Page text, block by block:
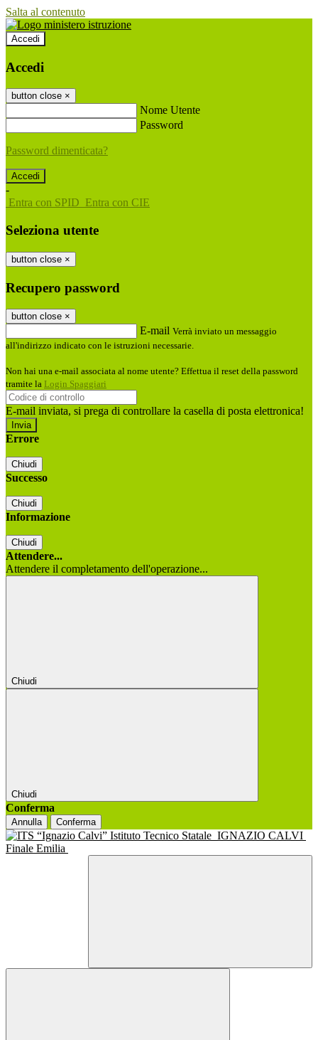
Salta al contenuto
Accedi
Accedi
button close ×
Nome Utente
Password
Password dimenticata?
-
Entra con SPID Entra con CIE
Seleziona utente
button close ×
Recupero password
button close ×
E-mail Verrà inviato un messaggio
all'indirizzo indicato con le istruzioni necessarie.
Non hai una e-mail associata al nome utente? Effettua il reset della password
tramite la Login Spaggiari
E-mail inviata, si prega di controllare la casella di posta elettronica!
Errore
Chiudi
Successo
Chiudi
Informazione
Chiudi
Attendere...
Attendere il completamento dell'operazione...
Chiudi
Chiudi
Conferma
Annulla Conferma
Istituto Tecnico Statale IGNAZIO CALVI
Finale Emilia